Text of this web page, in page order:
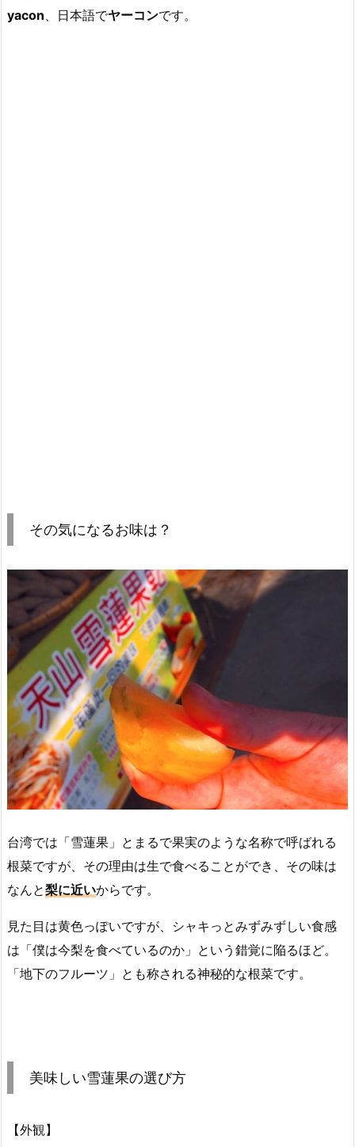
yacon
日本語でヤーコンです。
その気になるお味は？
台湾では「雪蓮果」とまるで果実のような名称で呼ばれる
根菜ですが、その理由は生で食べることができ、その味は
なんと梨に近いからです。
見た目は黄色っぽいですが、シャキっとみずみずしい食感
は「僕は今梨を食べているのか」という錯覚に陥るほど。
「地下のフルーツ」とも称される神秘的な根菜です。
美味しい雪蓮果の選び方
【外観】